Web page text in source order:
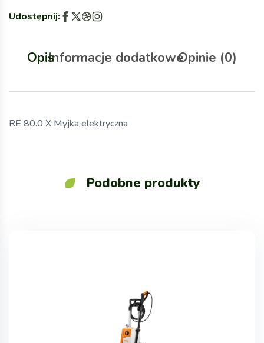
Udostępnij:
OpisInformacje dodatkoweOpinie (0)
RE 80.0 X Myjka elektryczna
Podobne produkty